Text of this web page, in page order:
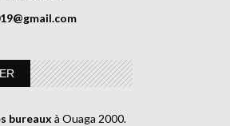
bureaux à Ouaga 2000.